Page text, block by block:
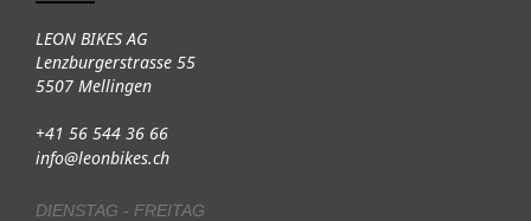
LEON BIKES AG
Lenzburgerstrasse 55
5507 Mellingen
+41 56 544 36 66
info@leonbikes.ch
DIENSTAG - FREITAG